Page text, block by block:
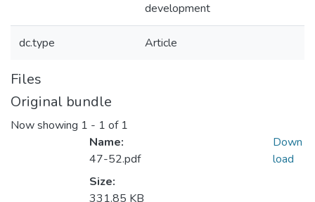
development
dc.type Article
Files
Original bundle
Now showing 1 - 1 of 1
Name:
47-52.pdf
Size:
331.85 KB
Down
load